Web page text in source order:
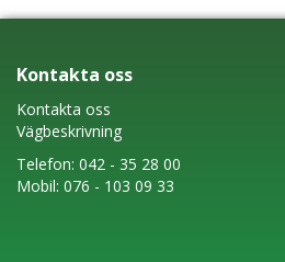
Kontakta oss
Kontakta oss
Vägbeskrivning
Telefon: 042 - 35 28 00
Mobil: 076 - 103 09 33